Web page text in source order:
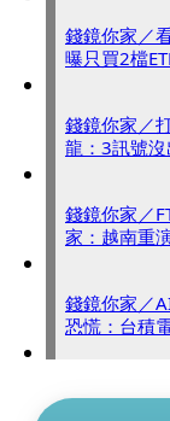
錢鏡你家／
曝只買2檔
錢鏡你家／
龍：3訊號
錢鏡你家／
家：越南重
錢鏡你家／
恐慌：台積